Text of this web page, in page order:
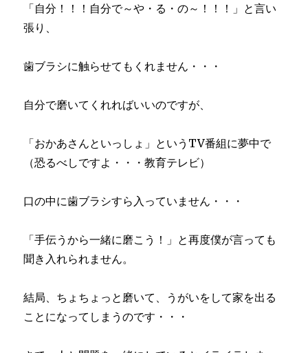
「自分！！！自分で～や・る・の～！！！」と言い
張り、
歯ブラシに触らせてもくれません・・・
自分で磨いてくれればいいのですが、
「おかあさんといっしょ」というTV番組に夢中で
（恐るべしですよ・・・教育テレビ）
口の中に歯ブラシすら入っていません・・・
「手伝うから一緒に磨こう！」と再度僕が言っても
聞き入れられません。
結局、ちょちょっと磨いて、うがいをして家を出る
ことになってしまうのです・・・